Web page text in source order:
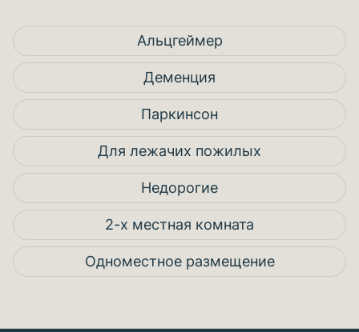
Альцгеймер
Деменция
Паркинсон
Для лежачих пожилых
Недорогие
2-х местная комната
Одноместное размещение